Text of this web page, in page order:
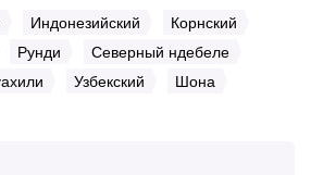
Индонезийский
Корнский
Рунди
Северный ндебеле
Узбекский Шона